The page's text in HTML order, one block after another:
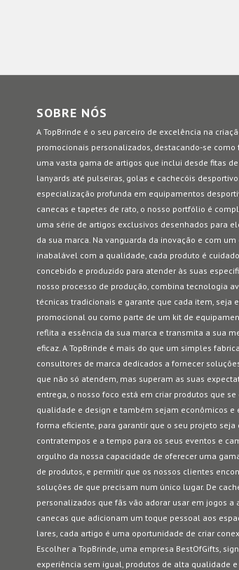
SOBRE NÓS
A TopBrinde é o seu parceiro de excelência na
promocionais personalizados, destacando-se
uma vasta gama de artigos que inclui desde fitas
lanyards até pulseiras, golas e cachecóis
especialização profunda em equipamentos
canecas e tapetes de rato, o nosso portfólio é
uma série de artigos exclusivos desenhados para
da sua marca. Na vanguarda da inovação e com
inabalável com a qualidade, cada produto é
concebido e produzido para atender às suas
nosso processo de produção, combina tecnologia
técnicas tradicionais e garante que cada item, seja
promocional ou como parte de um kit de
reflita a essência da sua marca e transmita a sua
eficaz. A TopBrinde é mais do que um simples
consultores de marca dedicados a fornecer
que não só atendem, mas superam as suas
entrega, o nosso foco está em criar produtos que
qualidade e design e também sejam econômicos e
forma eficiente, para garantir que o seu projeto
contratempos e a tempo para os seus eventos e
orgulho da nossa capacidade de oferecer uma
de produtos, e permitir que os nossos clientes
soluções de que precisam num único lugar. De
personalizados que fãs vão adorar usar em jogos a
canecas que adicionam um toque pessoal aos
lares, cada artigo é uma oportunidade de criar
Escolher a TopBrinde, uma empresa BestOfGifts,
experiência sem igual, produtos de alta qualidade